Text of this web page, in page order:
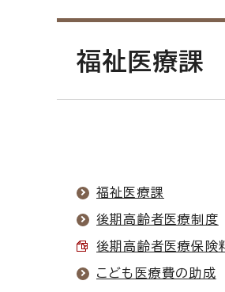
福祉医療課
福祉医療課
後期高齢者医療制度
後期高齢者医療保険
こども医療費の助成